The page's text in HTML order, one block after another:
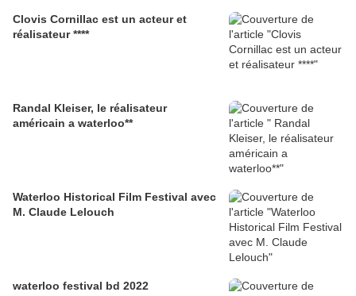
Clovis Cornillac est un acteur et
réalisateur ****
Randal Kleiser, le réalisateur
américain a waterloo**
Waterloo Historical Film Festival avec
M. Claude Lelouch
waterloo festival bd 2022